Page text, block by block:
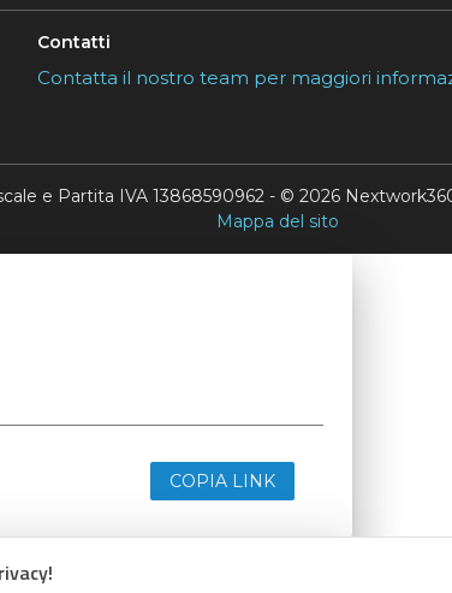
Contatti
Contatta il nostro team per maggiori
e Partita IVA 13868590962 - © 2026
Mappa del sito
COPIA LINK